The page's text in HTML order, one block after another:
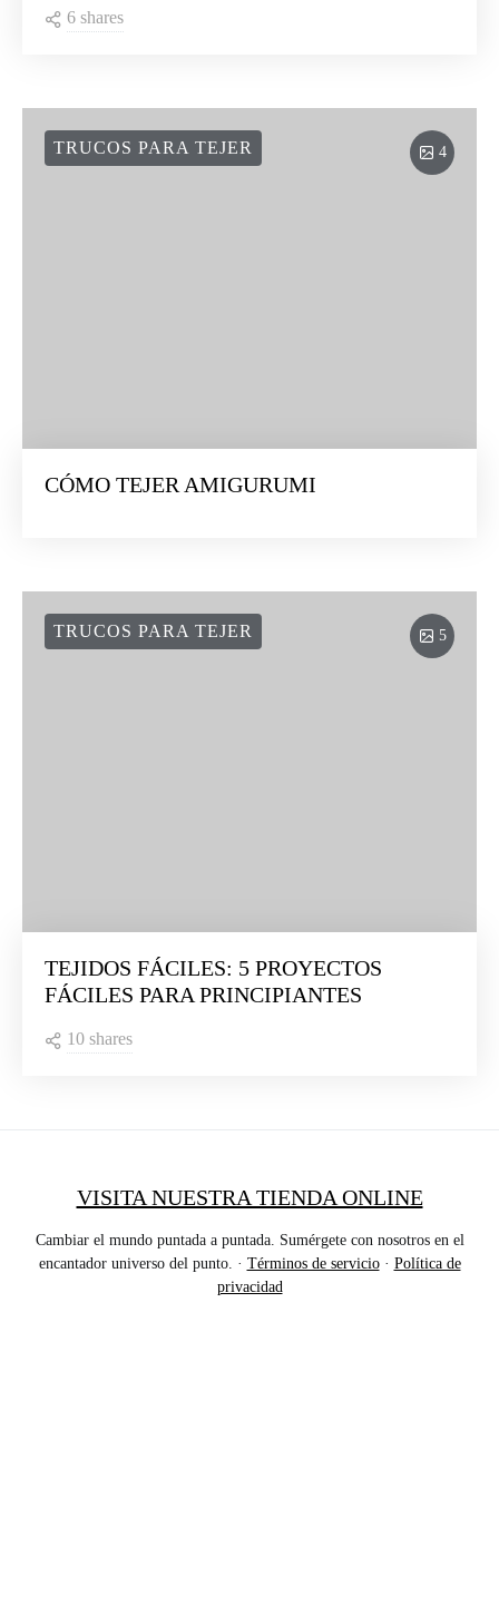
6 shares
4
TRUCOS PARA TEJER
CÓMO TEJER AMIGURUMI
5
TRUCOS PARA TEJER
TEJIDOS FÁCILES: 5 PROYECTOS
FÁCILES PARA PRINCIPIANTES
10 shares
VISITA NUESTRA TIENDA ONLINE
Cambiar el mundo puntada a puntada. Sumérgete con nosotros en el
encantador universo del punto. · Términos de servicio· Política de
privacidad